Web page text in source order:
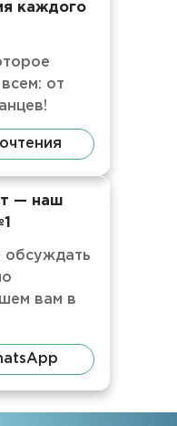
каждого
от
— наш
обсуждать
вам в